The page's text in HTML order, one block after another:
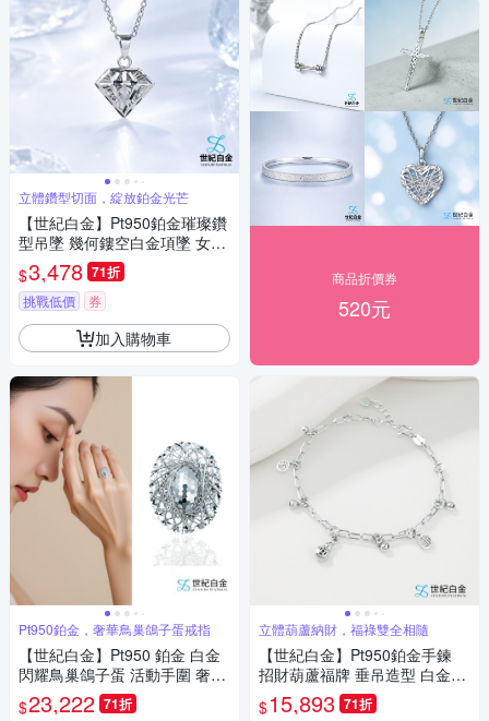
立體鑽型切面，綻放鉑金光芒
【世紀白金】Pt950鉑金璀璨鑽
型吊墜 幾何鏤空白金項墜 女款
生日禮物
$3,478 71折
挑戰低價 券
加入購物車
Pt950鉑金，奢華鳥巢鴿子蛋戒指
【世紀白金】Pt950 鉑金 白金
閃耀鳥巢鴿子蛋 活動手圍 奢華
戒指 禮物
$23,222 71折
商品折價券
520元
立體葫蘆納財，福祿雙全相隨
【世紀白金】Pt950鉑金手鍊
招財葫蘆福牌 垂吊造型 白金手
環 福祿雙全 可自用或送禮
$15,893 71折